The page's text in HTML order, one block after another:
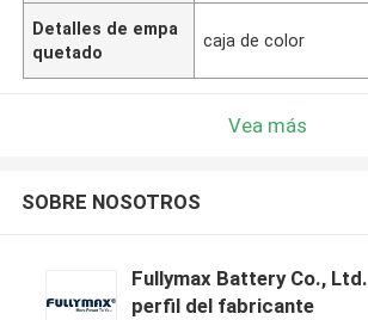
Detalles de empa
quetado
caja de color
Vea más
SOBRE NOSOTROS
Fullymax Battery Co., Ltd.
perfil del fabricante